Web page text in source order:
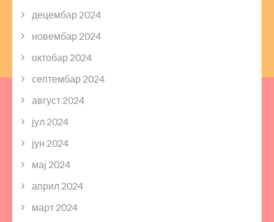
децембар 2024
новембар 2024
октобар 2024
септембар 2024
август 2024
јул 2024
јун 2024
мај 2024
април 2024
март 2024